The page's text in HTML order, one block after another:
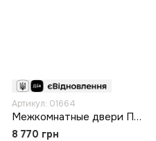
Артикул: 01664
Межкомнатные двери Папа Карло ML-801
8 770 грн